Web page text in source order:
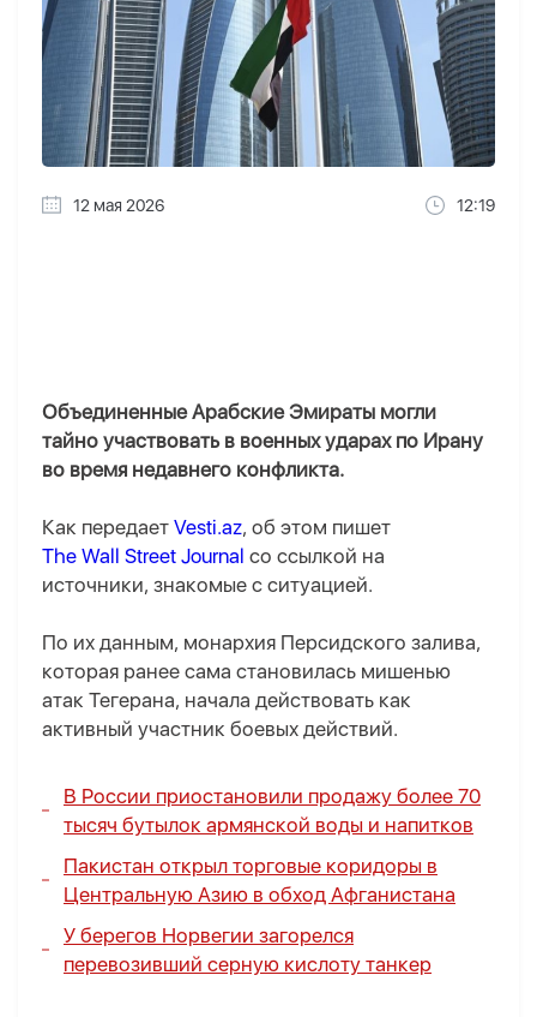
12 мая 2026 12:19
Объединенные Арабские Эмираты могли
тайно участвовать в военных ударах по Ирану
во время недавнего конфликта.
Как передает Vesti.az, об этом пишет
The Wall Street Journal со ссылкой на
источники, знакомые с ситуацией.
По их данным, монархия Персидского залива,
которая ранее сама становилась мишенью
атак Тегерана, начала действовать как
активный участник боевых действий.
В России приостановили продажу более 70
тысяч бутылок армянской воды и напитков
Пакистан открыл торговые коридоры в
Центральную Азию в обход Афганистана
У берегов Норвегии загорелся
перевозивший серную кислоту танкер